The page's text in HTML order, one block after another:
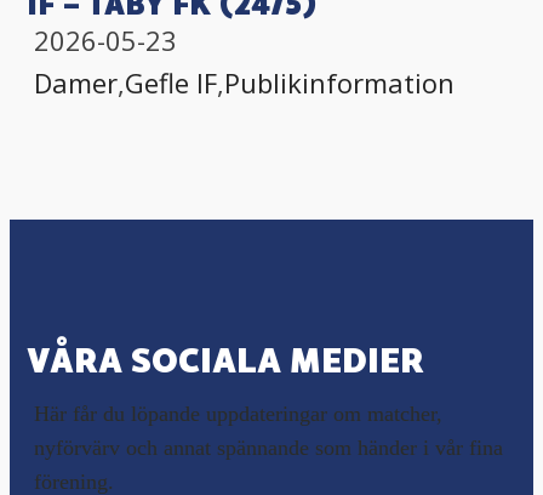
2026-05-23
Damer,Gefle IF,Publikinformation
VÅRA SOCIALA MEDIER
Här får du löpande uppdateringar om matcher,
nyförvärv och annat spännande som händer i vår fina
förening.